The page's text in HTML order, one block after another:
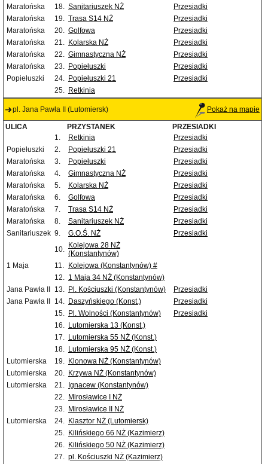
Maratońska
18. Sanitariuszek NŻ
Przesiadki
Maratońska
19. Trasa S14 NŻ
Przesiadki
Maratońska
20. Golfowa
Przesiadki
Maratońska
21. Kolarska NŻ
Przesiadki
Maratońska
22. Gimnastyczna NŻ
Przesiadki
Maratońska
23. Popiełuszki
Przesiadki
Popiełuszki
24. Popiełuszki 21
Przesiadki
25. Retkinia
pl. Jana Pawła II (Lutomiersk) Pokaż na mapie
ULICA PRZYSTANEK
PRZESIADKI
1.
Retkinia
Przesiadki
Popiełuszki
2. Popiełuszki 21
Przesiadki
Maratońska
3. Popiełuszki
Przesiadki
Maratońska
4. Gimnastyczna NŻ
Przesiadki
Maratońska
5. Kolarska NŻ
Przesiadki
Maratońska
6. Golfowa
Przesiadki
Maratońska
7. Trasa S14 NŻ
Przesiadki
Maratońska
8. Sanitariuszek NŻ
Przesiadki
Sanitariuszek 9. G.O.Ś. NŻ
Przesiadki
10. Kolejowa 28 NŻ
(Konstantynów)
1 Maja
11.
Kolejowa (Konstantynów) #
12. 1 Maja 34 NŻ (Konstantynów)
Jana Pawła II
13. Pl. Kościuszki (Konstantynów)
Przesiadki
Jana Pawła II
14. Daszyńskiego (Konst.)
Przesiadki
15. Pl. Wolności (Konstantynów)
Przesiadki
16. Lutomierska 13 (Konst.)
17. Lutomierska 55 NŻ (Konst.)
18. Lutomierska 95 NŻ (Konst.)
Lutomierska
19. Klonowa NŻ (Konstantynów)
Lutomierska
20. Krzywa NŻ (Konstantynów)
Lutomierska
21.
Ignacew (Konstantynów)
22. Mirosławice I NŻ
23. Mirosławice II NŻ
Lutomierska
24. Klasztor NŻ (Lutomiersk)
25. Kilińskiego 66 NŻ (Kazimierz)
26. Kilińskiego 50 NŻ (Kazimierz)
27. pl. Kościuszki NŻ (Kazimierz)